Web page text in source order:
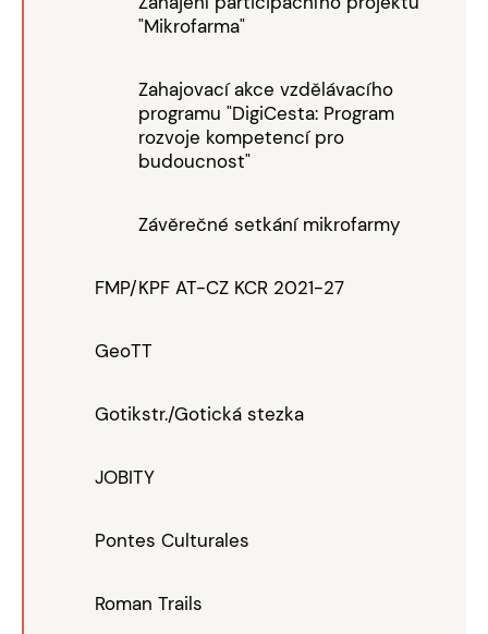
"Mikrofarma"
Zahajovací akce vzdělávacího
programu "DigiCesta: Program
rozvoje kompetencí pro
budoucnost"
Závěrečné setkání mikrofarmy
FMP/KPF AT-CZ KCR 2021-27
GeoTT
Gotikstr./Gotická stezka
JOBITY
Pontes Culturales
Roman Trails